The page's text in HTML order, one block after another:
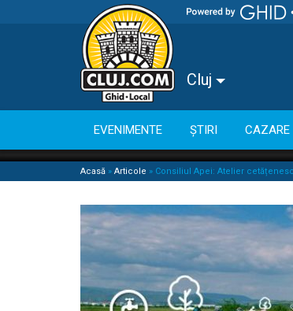
Cluj
EVENIMENTE ȘTIRI CAZARE
Acasă » Articole » Consiliul Apei: Atelier